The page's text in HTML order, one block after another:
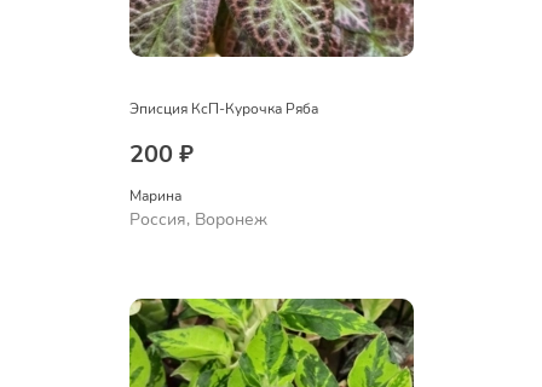
Эписция КсП-Курочка Ряба
200 ₽
Марина
Россия, Воронеж